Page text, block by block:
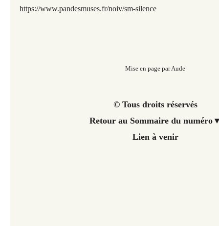
https://www.pandesmuses.fr/noiv/sm-silence
Mise en page par Aude
© Tous droits réservés
Retour au Sommaire du numéro
Lien à venir